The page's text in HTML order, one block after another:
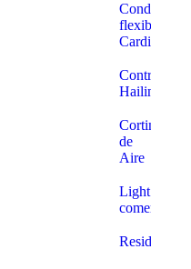
Conductos
flexibles
Cardiff
Controles
Hailin
Cortinas
de
Aire
Light
comercial
Residencial